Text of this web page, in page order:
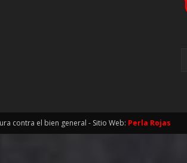
contra el bien general - Sitio Web: Perla Rojas